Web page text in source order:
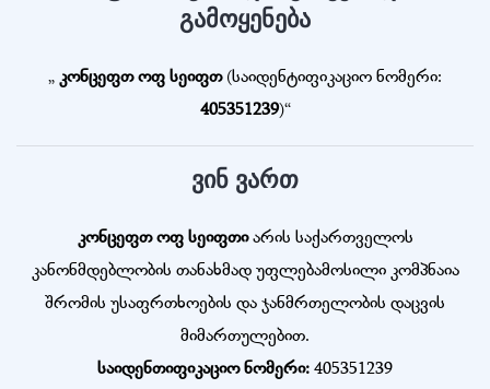
გამოყენება
„ კონცეფთ ოფ სეიფთ(საიდენტიფიკაციო ნომერი:
405351239)“
ვინ ვართ
კონცეფთ ოფ სეიფთიარის საქართველოს
კანონმდებლობის თანახმად უფლებამოსილი კომპნაია
შრომის უსაფრთხოების და ჯანმრთელობის დაცვის
მიმართულებით.
საიდენთიფიკაციო ნომერი: 405351239